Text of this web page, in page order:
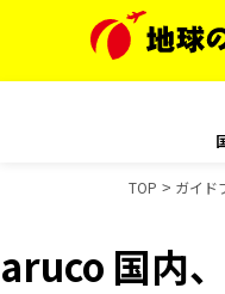
TOP ガイド
aruco 国内